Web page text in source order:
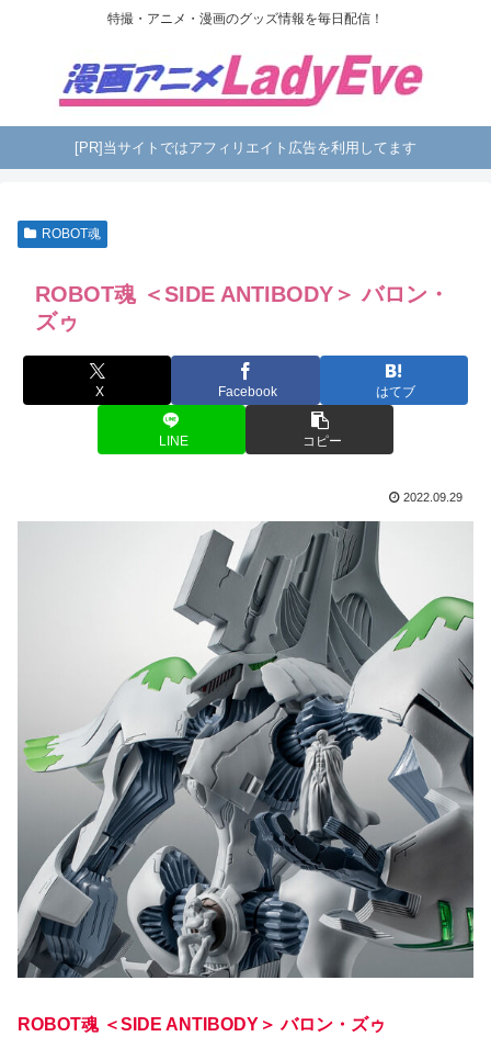
特撮・アニメ・漫画のグッズ情報を毎日配信！
[PR]当サイトではアフィリエイト広告を利用してます
ROBOT魂
ROBOT魂 ＜SIDE ANTIBODY＞ バロン・
ズゥ
X Facebook はてブ
LINE コピー
2022.09.29
ROBOT魂 ＜SIDE ANTIBODY＞ バロン・ズゥ